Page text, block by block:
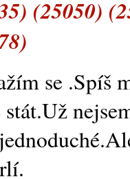
(25050)
se .Spíš
stát.Už